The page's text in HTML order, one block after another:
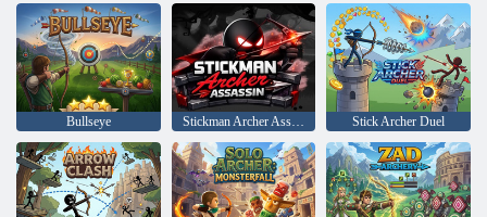
Bullseye Stickman Archer Assassin Stick Archer Duel